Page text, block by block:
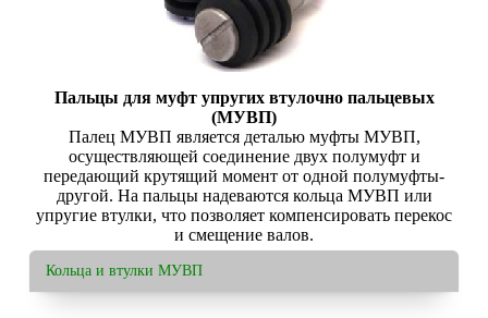
Пальцы для муфт упругих втулочно пальцевых
(МУВП)
Палец МУВП является деталью муфты МУВП,
осуществляющей соединение двух полумуфт и
передающий крутящий момент от одной полумуфты-
другой. На пальцы надеваются кольца МУВП или
упругие втулки, что позволяет компенсировать перекос
и смещение валов.
Кольца и втулки МУВП